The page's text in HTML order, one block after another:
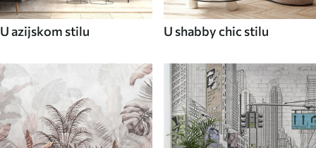
U azijskom stilu U shabby chic stilu